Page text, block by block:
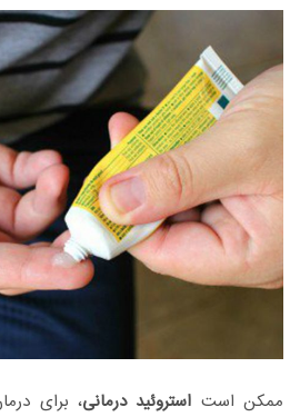
ممکن است استروئید درمانی، برای